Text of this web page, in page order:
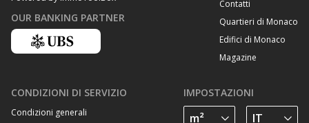
OUR BANKING PARTNER
Contatti
Quartieri di Monaco
Edifici di Monaco
Magazine
CONDIZIONI DI SERVIZIO
Condizioni generali
IMPOSTAZIONI